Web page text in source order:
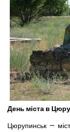
День міста в
Цюрупинськ —